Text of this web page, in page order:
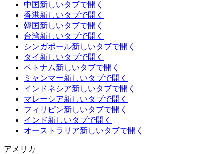
中国新しいタブで開く
香港新しいタブで開く
韓国新しいタブで開く
台湾新しいタブで開く
シンガポール新しいタブで開く
タイ 新しいタブで開く
ベトナム新しいタブで開く
ミャンマー新しいタブで開く
インドネシア新しいタブで開く
マレーシア新しいタブで開く
フィリピン新しいタブで開く
インド新しいタブで開く
オーストラリア新しいタブで開く
アメリカ